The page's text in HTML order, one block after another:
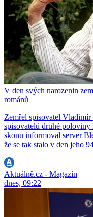
V den svých narozenin
románů
Zemřel spisovatel Vladimír
spisovatelů druhé
skonu informoval server
že se tak stalo v den jeho
Aktuálně.cz - Magazín
dnes, 09:22